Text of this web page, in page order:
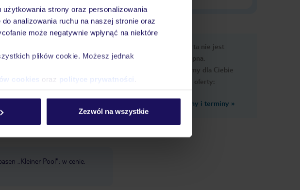
strony oraz personalizowania
analizowania ruchu na naszej stronie oraz
może negatywnie wpłynąć na niektóre
plików cookie. Możesz jednak
cookies oraz polityce prywatności
Zezwól na wszystkie
„Kleiner Pool": w cenie,
Ups, ta oferta nie jest
dostępna.
Przygotowaliśmy dla Ciebie
podobne oferty:
Zobacz inne ceny i terminy »